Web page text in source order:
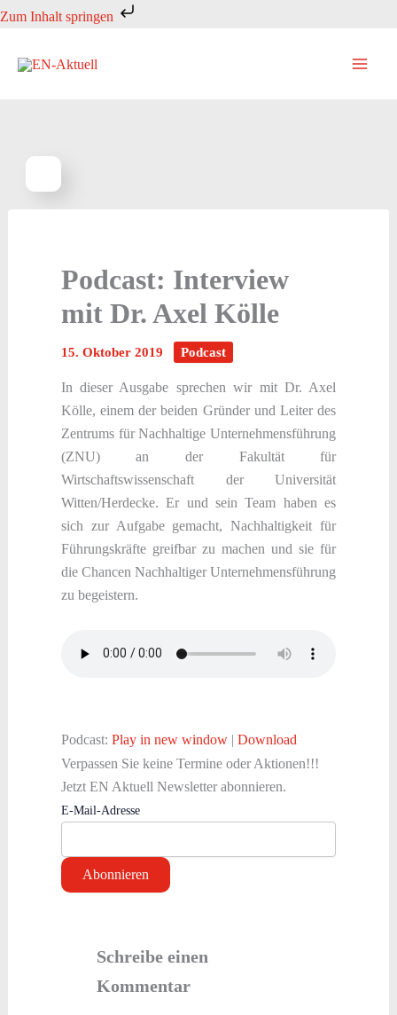
Zum Inhalt springen
Zum
springen
Podcast: Interview
mit Dr. Axel Kölle
15. Oktober 2019 Podcast
In dieser Ausgabe sprechen wir mit Dr. Axel
Kölle, einem der beiden Gründer und Leiter des
Zentrums für Nachhaltige Unternehmensführung
(ZNU) an der Fakultät für
Wirtschaftswissenschaft der Universität
Witten/Herdecke. Er und sein Team haben es
sich zur Aufgabe gemacht, Nachhaltigkeit für
Führungskräfte greifbar zu machen und sie für
die Chancen Nachhaltiger Unternehmensführung
zu begeistern.
Podcast: Play in new window| Download
Verpassen Sie keine Termine oder Aktionen!!!
Jetzt EN Aktuell Newsletter abonnieren.
E-Mail-Adresse
Schreibe einen
Kommentar